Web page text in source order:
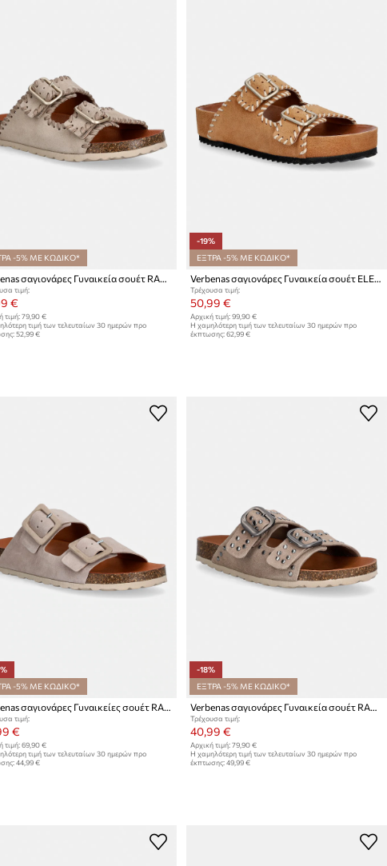
-5% ΜΕ ΚΩΔΙΚΟ*
Verbenas σαγιονάρες Γυναικεία σουέτ RANDEL SERRAJE CRAFT
τιμή:
€
τιμή: 79,90 €
τιμή των τελευταίων 30 ημερών προ
52,99 €
-19%
ΕΞΤΡΑ -5% ΜΕ ΚΩΔΙΚΟ*
Verbenas σαγιονάρες Γυναικεία σουέτ ELENA SERRAJE PASADO
Τρέχουσα τιμή:
50,99 €
Αρχική τιμή: 99,90 €
Η χαμηλότερη τιμή των τελευταίων 30 ημερών προ
έκπτωσης: 62,99 €
-5% ΜΕ ΚΩΔΙΚΟ*
τιμή:
€
τιμή: 69,90 €
τιμή των τελευταίων 30 ημερών προ
44,99 €
-18%
ΕΞΤΡΑ -5% ΜΕ ΚΩΔΙΚΟ*
Τρέχουσα τιμή:
40,99 €
Αρχική τιμή: 79,90 €
Η χαμηλότερη τιμή των τελευταίων 30 ημερών προ
έκπτωσης: 49,99 €